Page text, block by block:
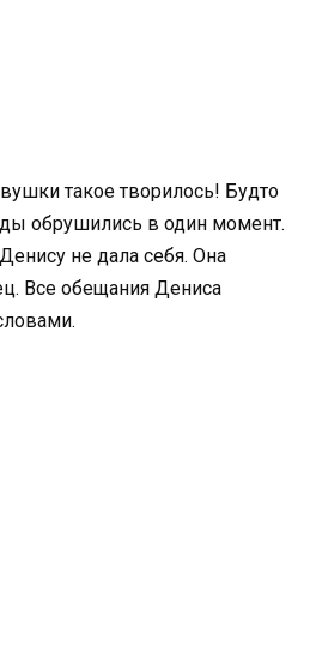
такое творилось! Будто
обрушились в один момент.
не дала себя. Она
Все обещания Дениса